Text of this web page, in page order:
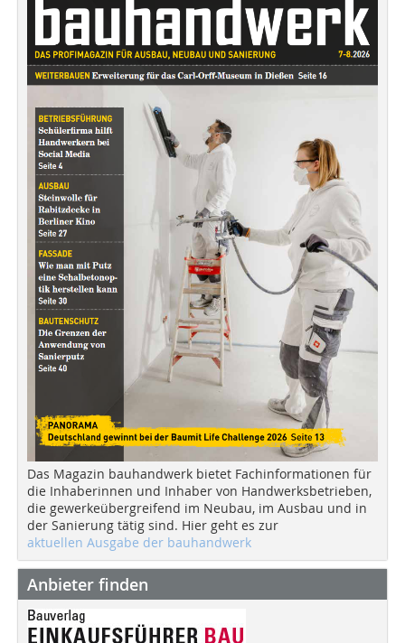
Das Magazin bauhandwerk bietet Fachinformationen für
die Inhaberinnen und Inhaber von Handwerksbetrieben,
die gewerkeübergreifend im Neubau, im Ausbau und in
der Sanierung tätig sind. Hier geht es zur
aktuellen Ausgabe der bauhandwerk
Anbieter finden